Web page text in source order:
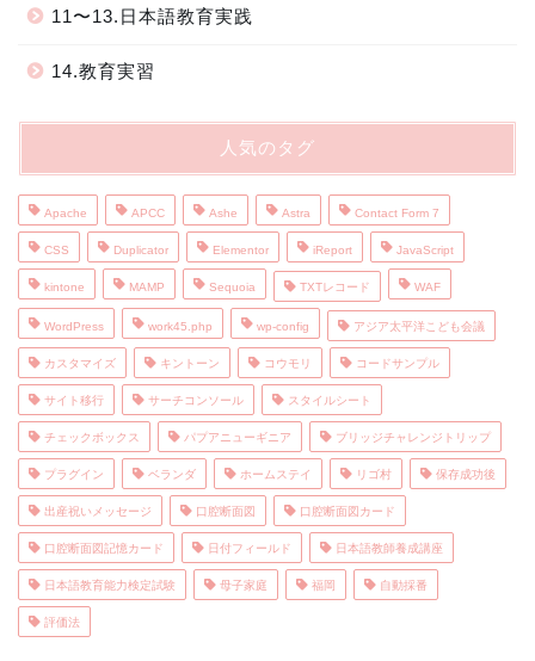
11〜13.日本語教育実践
14.教育実習
人気のタグ
Apache APCC Ashe Astra Contact Form 7
CSS Duplicator Elementor iReport JavaScript
kintone MAMP Sequoia TXTレコード WAF
WordPress work45.php wp-config アジア太平洋こども会議
カスタマイズ キントーン コウモリ コードサンプル
サイト移行 サーチコンソール スタイルシート
チェックボックス パプアニューギニア ブリッジチャレンジトリップ
プラグイン ベランダ ホームステイ リゴ村 保存成功後
出産祝いメッセージ 口腔断面図 口腔断面図カード
口腔断面図記憶カード 日付フィールド 日本語教師養成講座
日本語教育能力検定試験 母子家庭 福岡 自動採番
評価法